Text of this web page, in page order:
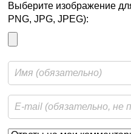
Выберите изображение
PNG, JPG, JPEG):